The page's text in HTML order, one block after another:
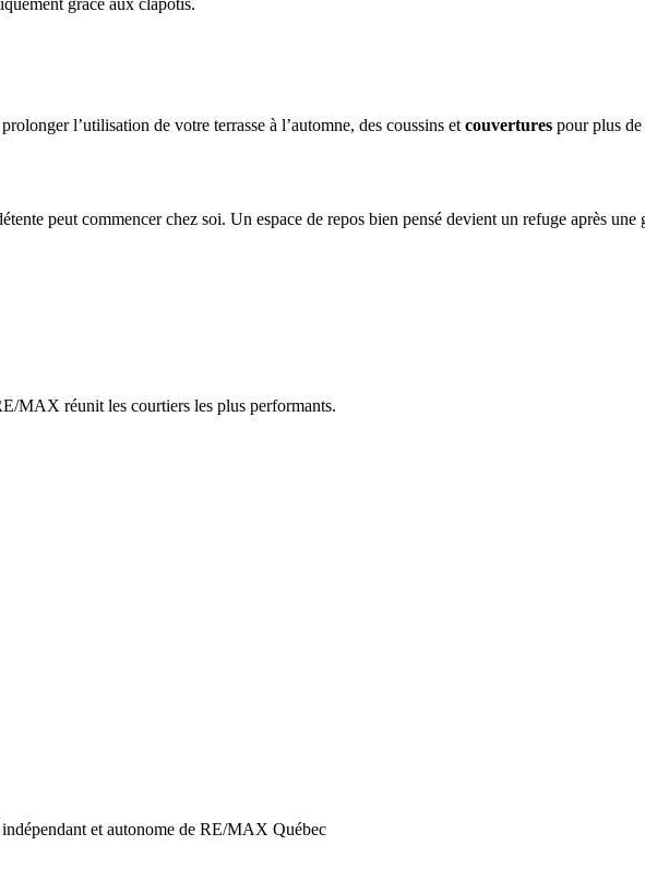
l’utilisation de votre terrasse à l’automne, des coussins et couvertures pour plus
peut commencer chez soi. Un espace de repos bien pensé devient un refuge après
MAX réunit les courtiers les plus performants.
et autonome de RE/MAX Québec